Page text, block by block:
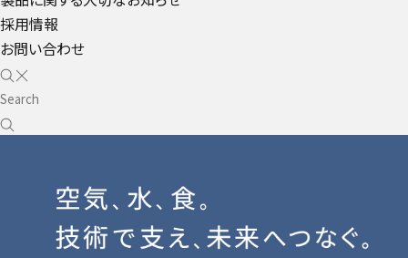
採用情報
お問い合わせ